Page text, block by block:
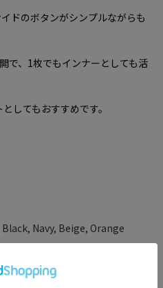
ドのボタンがシンプルながらも
で、1枚でもインナーとしても活
してもおすすめです。
Navy, Beige, Orange
テル45%